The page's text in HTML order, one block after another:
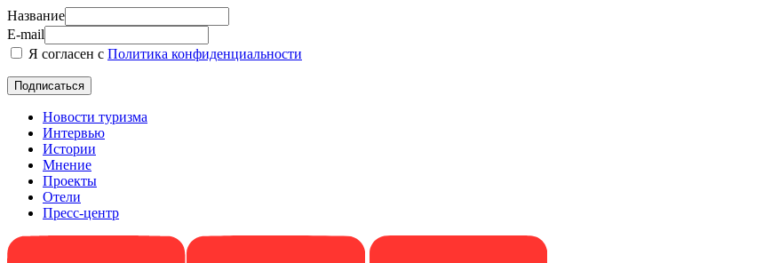
Название
E-mail
Я согласен с Политика конфиденциальности
Новости туризма
Интервью
Истории
Мнение
Проекты
Отели
Пресс-центр